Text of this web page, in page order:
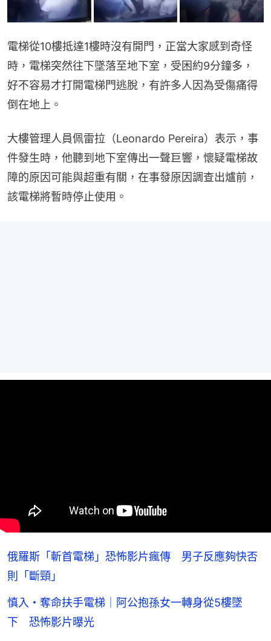
電梯從10樓抵達1樓時沒有開門，正當大家感到奇怪
時，電梯突然往下墜落至地下室，受困約9分鐘多，
好不容易才打開電梯門逃脫，有許多人因為受傷痛得
倒在地上。
大樓管理人員佩雷拉（Leonardo Pereira）表示，事
件發生時，他聽到地下室傳出一聲巨響，懷疑電梯故
障的原因可能與超重有關，在事發原因調查出爐前，
該電梯將暫時停止使用。
俄羅斯「斬首電梯」恐怖影片瘋傳 男子反應夠快否
則「斷頸」
慎入・奪命扶手電梯｜阿公抱孫女一轉身從5樓墜
下 恐怖影片曝光